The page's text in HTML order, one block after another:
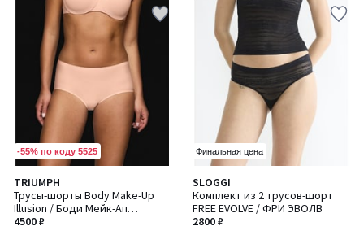
-55% по коду 5525
TRIUMPH
Трусы-шорты Body Make-Up
Illusion / Боди Мейк-Ап
Иллюжен
4500 ₽
Финальная цена
SLOGGI
Комплект из 2 трусов-шорт
FREE EVOLVE / ФРИ ЭВОЛВ
2800 ₽
2
/
5